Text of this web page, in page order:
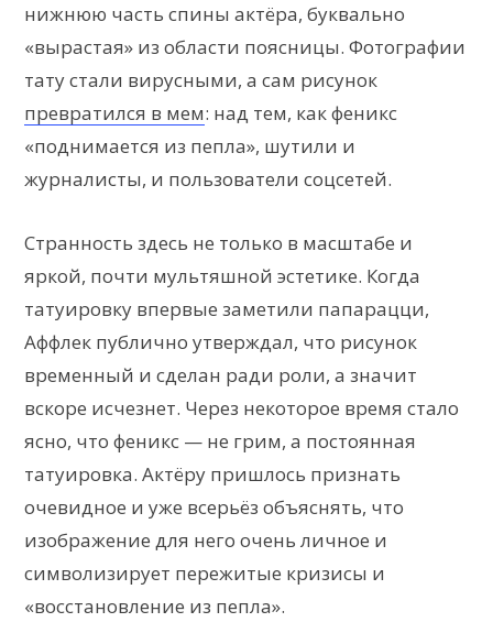
нижнюю часть спины актёра, буквально
«вырастая» из области поясницы. Фотографии
тату стали вирусными, а сам рисунок
превратился в мем: над тем, как феникс
«поднимается из пепла», шутили и
журналисты, и пользователи соцсетей.
Странность здесь не только в масштабе и
яркой, почти мультяшной эстетике. Когда
татуировку впервые заметили папарацци,
Аффлек публично утверждал, что рисунок
временный и сделан ради роли, а значит
вскоре исчезнет. Через некоторое время стало
ясно, что феникс — не грим, а постоянная
татуировка. Актёру пришлось признать
очевидное и уже всерьёз объяснять, что
изображение для него очень личное и
символизирует пережитые кризисы и
«восстановление из пепла».